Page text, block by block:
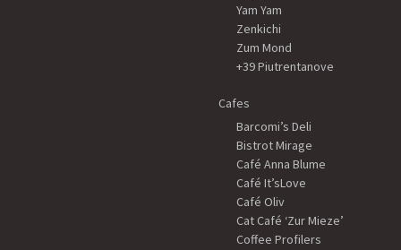
Yam Yam
Zenkichi
Zum Mond
+39 Piutrentanove
Cafes
Barcomi’s Deli
Bistrot Mirage
Café Anna Blume
Café It’sLove
Café Oliv
Cat Café ‘Zur Mieze’
Coffee Profilers